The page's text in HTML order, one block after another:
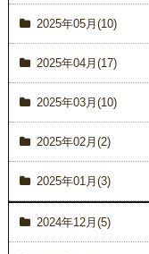
2025年05月(10)
2025年04月(17)
2025年03月(10)
2025年02月(2)
2025年01月(3)
2024年12月(5)